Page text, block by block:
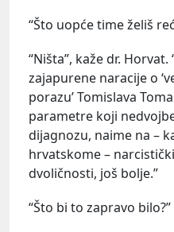
“Što uopće time želiš
“Ništa”, kaže dr.
zajapurene naracije o
porazu’ Tomislava
parametre koji
dijagnozu, naime na –
hrvatskome –
dvoličnosti, još bolje.”
“Što bi to zapravo bilo?”